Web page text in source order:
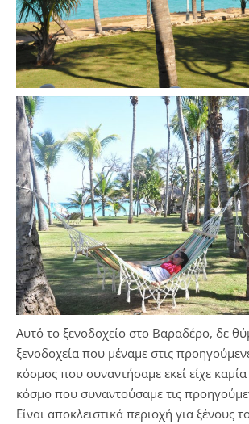
Αυτό το ξενοδοχείο στο Βαραδέρο, δε
ξενοδοχεία που μέναμε στις
κόσμος που συναντήσαμε εκεί είχε
κόσμο που συναντούσαμε τις
Είναι αποκλειστικά περιοχή για ξένους